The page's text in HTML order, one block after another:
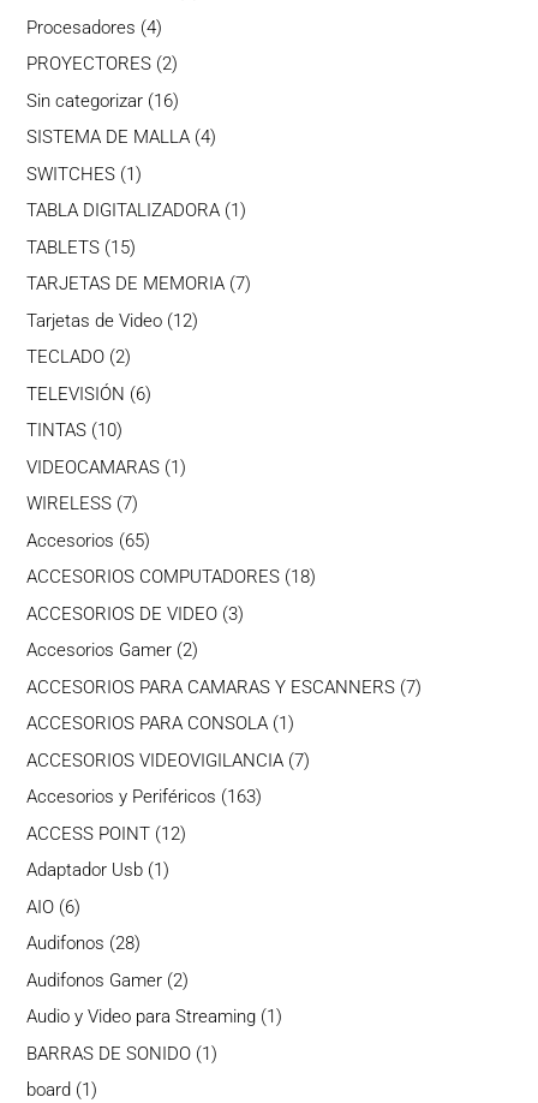
Procesadores 44
productos
PROYECTORES 22
productos
Sin categorizar 1616
productos
SISTEMA DE MALLA 44
SWITCHES 11
producto
TABLA DIGITALIZADORA 1 1
TABLETS 1515
productos
TARJETAS DE MEMORIA 77
Tarjetas de Video 1212
TECLADO 22
productos
TELEVISIÓN 66
TINTAS 1010
productos
VIDEOCAMARAS 11
WIRELESS 77
productos
Accesorios 6565
productos
ACCESORIOS COMPUTADORES 1818
ACCESORIOS DE VIDEO 33
Accesorios Gamer 22
productos
ACCESORIOS PARA CAMARAS Y ESCANNERS 77
ACCESORIOS PARA CONSOLA 1 1
producto
ACCESORIOS VIDEOVIGILANCIA 77
Accesorios y Periféricos 163163
ACCESS POINT 1212
Adaptador Usb 1 1
AIO 66
productos
Audifonos 2828
productos
Audifonos Gamer 22
productos
Audio y Video para Streaming 1 1
BARRAS DE SONIDO 11
board 1 1